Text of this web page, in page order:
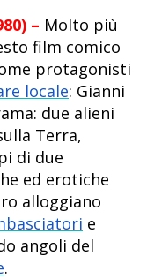
– Molto più
film comico
protagonisti
locale: Gianni
due alieni
Terra,
di due
ed erotiche
alloggiano
e
angoli del
.